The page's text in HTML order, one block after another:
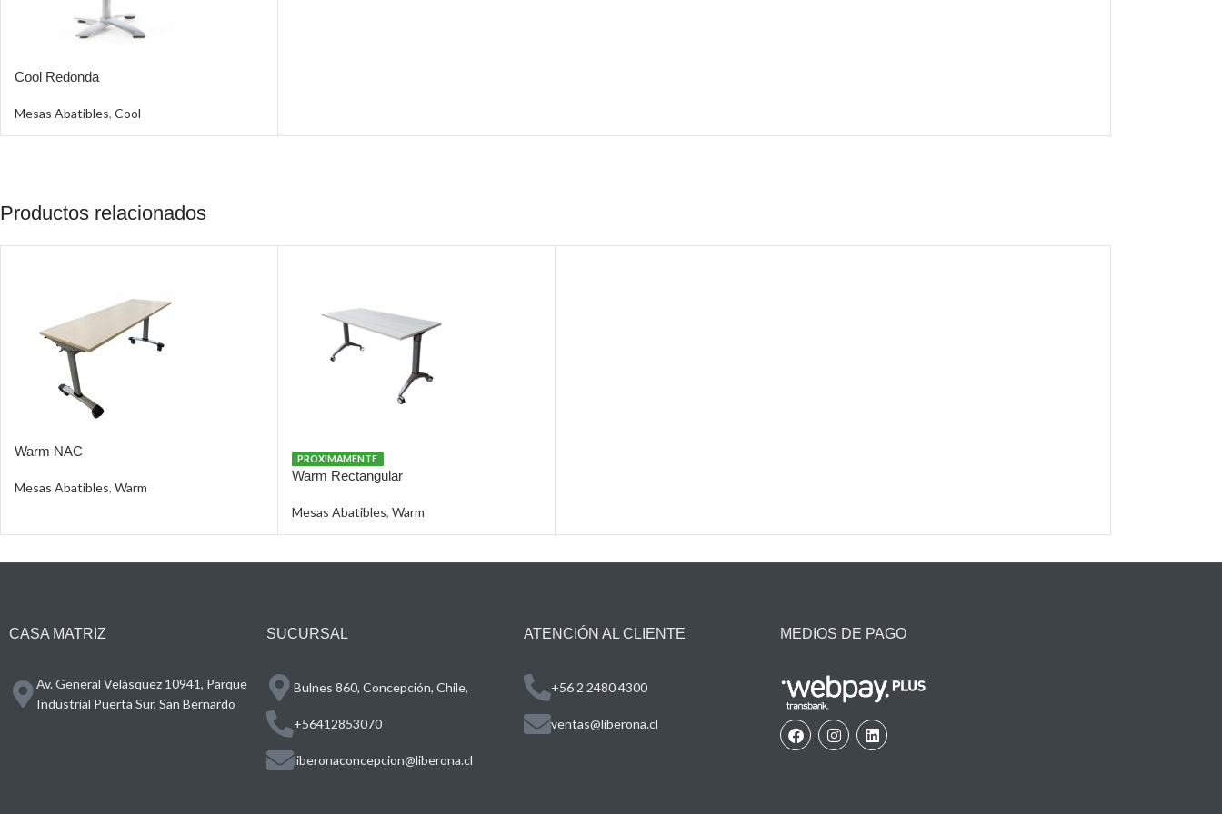
Cool Redonda
Mesas Abatibles, Cool
Productos relacionados
Warm NAC
Mesas Abatibles, Warm
PROXIMAMENTE
Warm Rectangular
Mesas Abatibles, Warm
CASA MATRIZ
Av. General Velásquez 10941, Parque
Industrial Puerta Sur, San Bernardo
SUCURSAL
Bulnes 860, Concepción, Chile,
+56412853070
liberonaconcepcion@liberona.cl
ATENCIÓN AL CLIENTE
+56 2 2480 4300
ventas@liberona.cl
MEDIOS DE PAGO